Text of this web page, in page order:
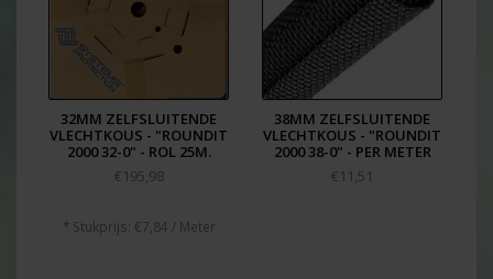
32MM ZELFSLUITENDE
VLECHTKOUS - "ROUNDIT
2000 32-0" - ROL 25M.
€195,98
* Stukprijs: €7,84 / Meter
38MM ZELFSLUITENDE
VLECHTKOUS - "ROUNDIT
2000 38-0" - PER METER
€11,51